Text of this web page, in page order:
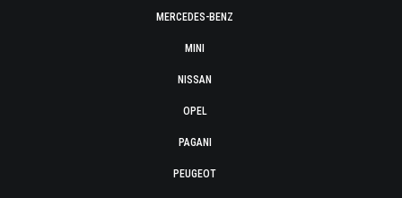
MERCEDES-BENZ
MINI
NISSAN
OPEL
PAGANI
PEUGEOT